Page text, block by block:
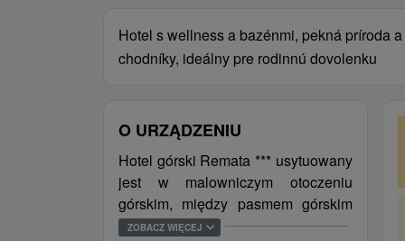
Hotel s wellness a bazénmi, pekná príroda
chodníky, ideálny pre rodinnú dovolenku
O URZĄDZENIU
Hotel górski Remata *** usytuowany
jest w malowniczym otoczeniu
górskim, między pasmem górskim
Góry Kremnickie (slow. Kremnické
ZOBACZ WIĘCEJ